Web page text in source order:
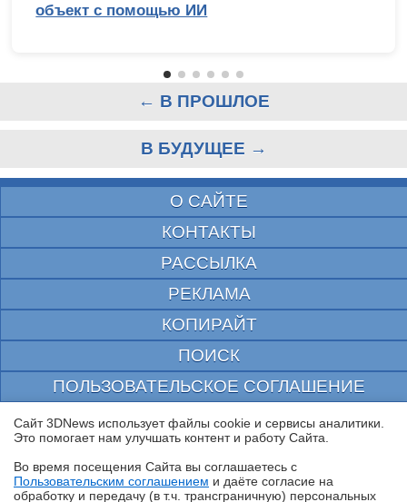
объект с помощью ИИ
← В ПРОШЛОЕ
В БУДУЩЕЕ →
О САЙТЕ
КОНТАКТЫ
РАССЫЛКА
РЕКЛАМА
КОПИРАЙТ
ПОИСК
ПОЛЬЗОВАТЕЛЬСКОЕ СОГЛАШЕНИЕ
ЗАЩИЩЕНО CURATOR
© 1997—2026 Электронное периодическое издание "3ДНьюс" | Свидетельство о
выдано Федеральной Службой по надзору за соблюдением законодательства в сфере
массовых коммуникаций и охране культурного наследия
Сайт 3DNews использует файлы cookie и сервисы аналитики.
Это помогает нам улучшать контент и работу Cайта.
Во время посещения Cайта вы соглашаетесь с
Пользовательским соглашением и даёте согласие на
обработку и передачу (в т.ч. трансграничную) персональных